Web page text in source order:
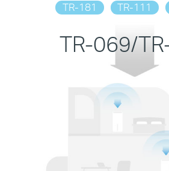
TR-069/
TR-181 TR-111